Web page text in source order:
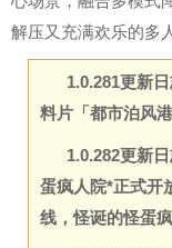
解压又充满欢乐的多
1.0.281更新
料片「都市泊风
1.0.282更新
蛋疯人院*正式开
线，怪诞的怪蛋